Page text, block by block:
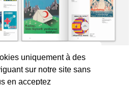
uniquement à des
sur notre site sans
en acceptez